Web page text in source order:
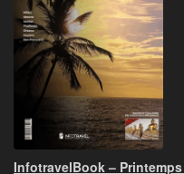
InfotravelBook – Printemps